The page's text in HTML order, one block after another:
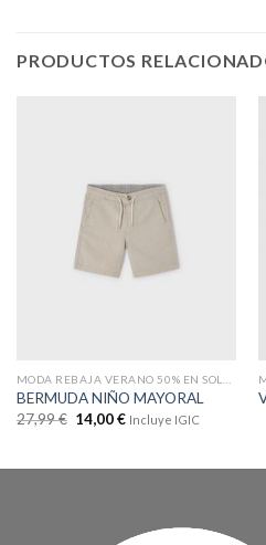
PRODUCTOS
BERMUDA NIÑO MAYORAL
27,99€ 14,00€ Incluye IGIC